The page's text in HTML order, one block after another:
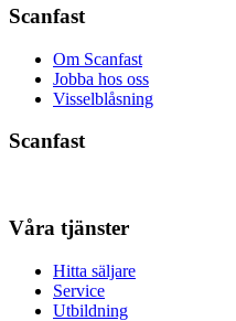
Scanfast
Om Scanfast
Jobba hos oss
Visselblåsning
Scanfast
Våra tjänster
Hitta säljare
Service
Utbildning